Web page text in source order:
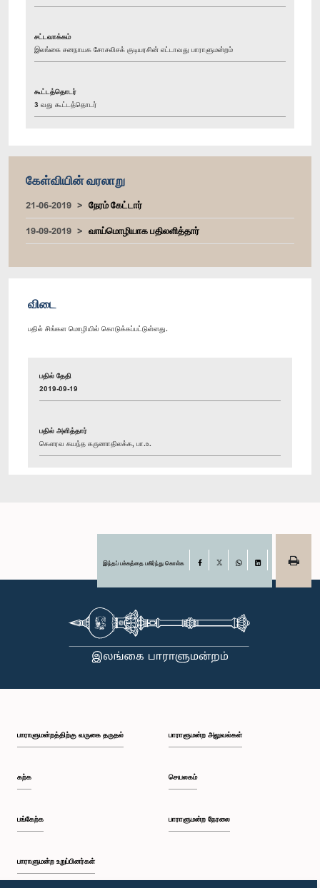
சட்டவாக்கம்
இலங்கை சனநாயக சோசலிசக் குடியரசின் எட்டாவது பாராளுமன்றம்
கூட்டத்தொடர்
3 வது கூட்டத்தொடர்
கேள்வியின் வரலாறு
21-06-2019
நேரம் கேட்டார்
19-09-2019
வாய்மொழியாக பதிலளித்தார்
விடை
பதில் சிங்கள மொழியில் கொடுக்கப்பட்டுள்ளது.
பதில் தேதி
2019-09-19
பதில் அளித்தார்
கௌரவ கயந்த கருணாதிலக்க, பா.உ.
இந்தப் பக்கத்தை பகிர்ந்து கொள்க Facebook
பாராளுமன்றத்திற்கு வருகை தருதல்
கற்க
பங்கேற்க
பாராளுமன்ற உறுப்பினர்கள்
பாராளுமன்ற அலுவல்கள்
செயலகம்
பாராளுமன்ற நேரலை